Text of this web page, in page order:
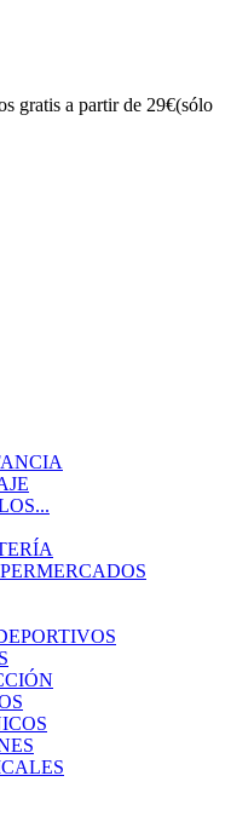
gratis a partir de 29€(sólo